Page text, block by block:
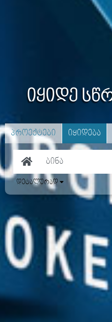
იყიდე
პროექტები იყიდება
დეტალურად